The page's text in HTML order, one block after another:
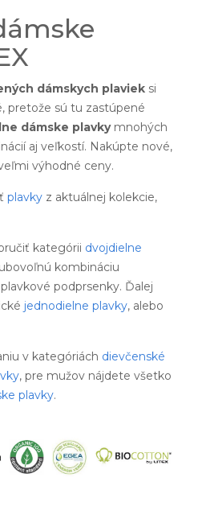
dámskych plaviek si
pretože sú tu zastúpené
dámske plavkymnohých
aj veľkostí. Nakúpte nové,
výhodné ceny.
plavky z aktuálnej kolekcie,
kategórii dvojdielne
kombináciu
podprsenky. Ďalej
jednodielne plavky, alebo
v kategóriách dievčenské
, pre mužov nájdete všetko
plavky.